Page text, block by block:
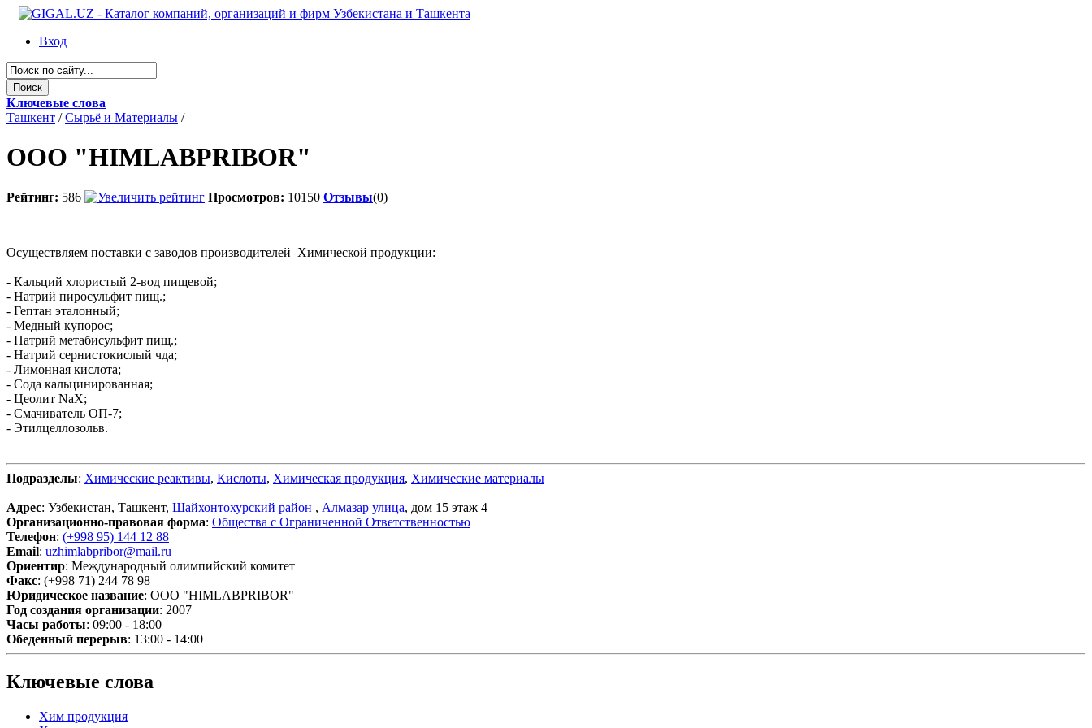
Вход
Ключевые слова
Ташкент / Сырьё и Материалы /
ООО "HIMLABPRIBOR"
Рейтинг: 586 Просмотров: 10150 Отзывы(0)
Осуществляем поставки с заводов производителей Химической продукции:
- Кальций хлористый 2-вод пищевой;
- Натрий пиросульфит пищ.;
- Гептан эталонный;
- Медный купорос;
- Натрий метабисульфит пищ.;
- Натрий сернистокислый чда;
- Лимонная кислота;
- Сода кальцинированная;
- Цеолит NaX;
- Смачиватель ОП-7;
- Этилцеллозольв.
Подразделы: Химические реактивы, Кислоты, Химическая продукция, Химические материалы
Адрес: Узбекистан, Ташкент, Шайхонтохурский район , Алмазар улица, дом 15 этаж 4
Организационно-правовая форма: Общества с Ограниченной Ответственностью
Телефон: (+998 95) 144 12 88
Email: uzhimlabpribor@mail.ru
Ориентир: Международный олимпийский комитет
Факс: (+998 71) 244 78 98
Юридическое название: ООО "HIMLABPRIBOR"
Год создания организации: 2007
Часы работы: 09:00 - 18:00
Обеденный перерыв: 13:00 - 14:00
Ключевые слова
Хим продукция